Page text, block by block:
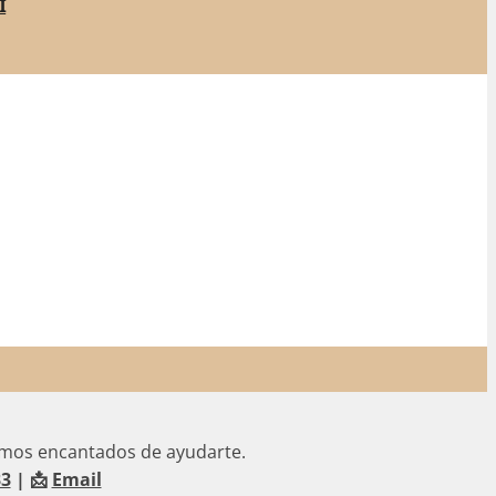
encantados de ayudarte.
| 📩 Email